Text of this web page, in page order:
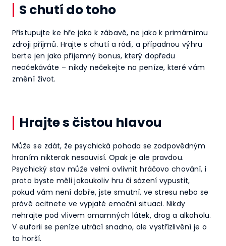
S chutí do toho
Přistupujte ke hře jako k zábavě, ne jako k primárnímu
zdroji příjmů. Hrajte s chutí a rádi, a případnou výhru
berte jen jako příjemný bonus, který dopředu
neočekáváte – nikdy nečekejte na peníze, které vám
změní život.
Hrajte s čistou hlavou
Může se zdát, že psychická pohoda se zodpovědným
hraním nikterak nesouvisí. Opak je ale pravdou.
Psychický stav může velmi ovlivnit hráčovo chování, i
proto byste měli jakoukoliv hru či sázení vypustit,
pokud vám není dobře, jste smutní, ve stresu nebo se
právě ocitnete ve vypjaté emoční situaci. Nikdy
nehrajte pod vlivem omamných látek, drog a alkoholu.
V euforii se peníze utrácí snadno, ale vystřízlivění je o
to horší.